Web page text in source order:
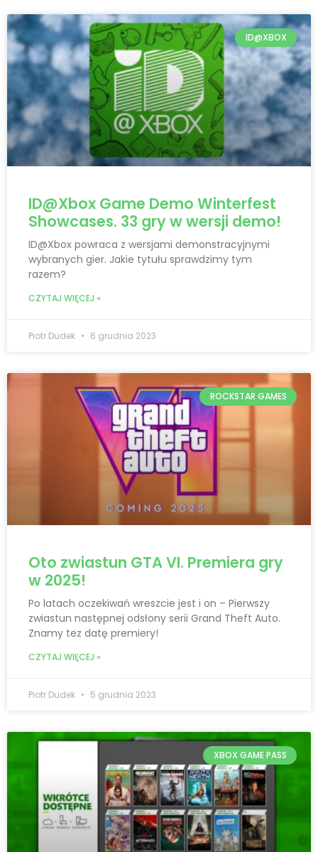
ID@XBOX
ID@Xbox Game Demo Winterfest
Showcases. 33 gry w wersji demo!
ID@Xbox powraca z wersjami demonstracyjnymi
wybranych gier. Jakie tytułu sprawdzimy tym
razem?
CZYTAJ WIĘCEJ »
Piotr Dudek 6 grudnia 2023
ROCKSTAR GAMES
Oto zwiastun GTA VI. Premiera gry
w 2025!
Po latach oczekiwań wreszcie jest i on – Pierwszy
zwiastun następnej odsłony serii Grand Theft Auto.
Znamy tez datę premiery!
CZYTAJ WIĘCEJ »
Piotr Dudek 5 grudnia 2023
XBOX GAME PASS